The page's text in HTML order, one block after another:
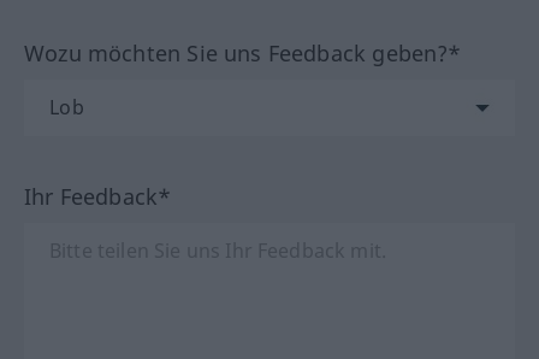
Wozu möchten Sie uns Feedback geben?*
Ihr Feedback*